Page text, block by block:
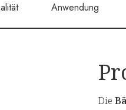
Anwendung
Die